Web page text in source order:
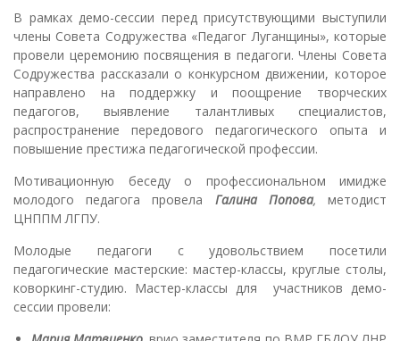
В рамках демо-сессии перед присутствующими выступили
члены Совета Содружества «Педагог Луганщины», которые
провели церемонию посвящения в педагоги. Члены Совета
Содружества рассказали о конкурсном движении, которое
направлено на поддержку и поощрение творческих
педагогов, выявление талантливых специалистов,
распространение передового педагогического опыта и
повышение престижа педагогической профессии.
Мотивационную беседу о профессиональном имидже
молодого педагога провела Галина Попова,методист
ЦНППМ ЛГПУ.
Молодые педагоги с удовольствием посетили
педагогические мастерские: мастер-классы, круглые столы,
коворкинг-студию. Мастер-классы для участников демо-
сессии провели: